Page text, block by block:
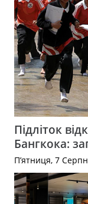
Підліток
Бангкока:
П’ятниця, 7